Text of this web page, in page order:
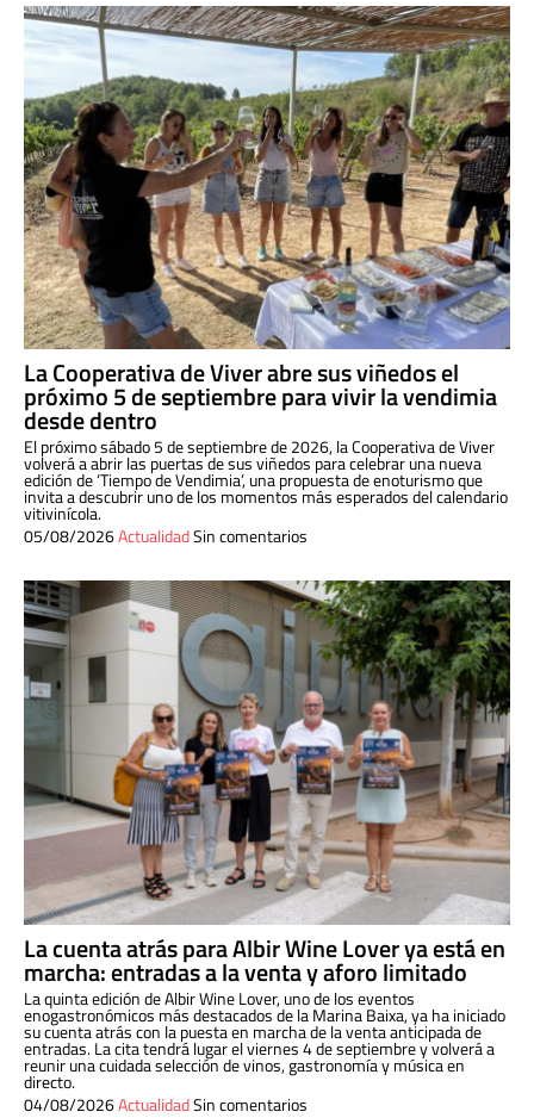
La Cooperativa de Viver abre sus viñedos el
próximo 5 de septiembre para vivir la vendimia
desde dentro
El próximo sábado 5 de septiembre de 2026, la Cooperativa de Viver
volverá a abrir las puertas de sus viñedos para celebrar una nueva
edición de ‘Tiempo de Vendimia’, una propuesta de enoturismo que
invita a descubrir uno de los momentos más esperados del calendario
vitivinícola.
05/08/2026ActualidadSin comentarios
La cuenta atrás para Albir Wine Lover ya está en
marcha: entradas a la venta y aforo limitado
La quinta edición de Albir Wine Lover, uno de los eventos
enogastronómicos más destacados de la Marina Baixa, ya ha iniciado
su cuenta atrás con la puesta en marcha de la venta anticipada de
entradas. La cita tendrá lugar el viernes 4 de septiembre y volverá a
reunir una cuidada selección de vinos, gastronomía y música en
directo.
04/08/2026ActualidadSin comentarios